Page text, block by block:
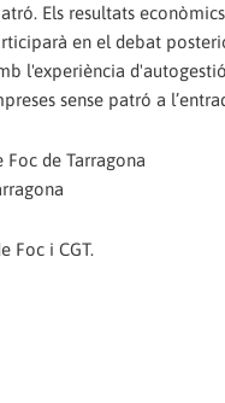
Els resultats
en el debat
l'experiència
sense patró a
Foc de Tarragona
Foc i CGT.